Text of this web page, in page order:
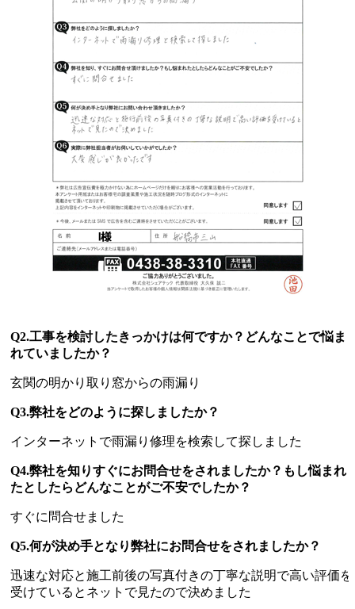
Q2.工事を検討したきっかけは何ですか？どんなことで悩ま
れていましたか？
玄関の明かり取り窓からの雨漏り
Q3.弊社をどのように探しましたか？
インターネットで雨漏り修理を検索して探しました
Q4.弊社を知りすぐにお問合せをされましたか？もし悩まれ
たとしたらどんなことがご不安でしたか？
すぐに問合せました
Q5.何が決め手となり弊社にお問合せをされましたか？
迅速な対応と施工前後の写真付きの丁寧な説明で高い評価を
受けているとネットで見たので決めました